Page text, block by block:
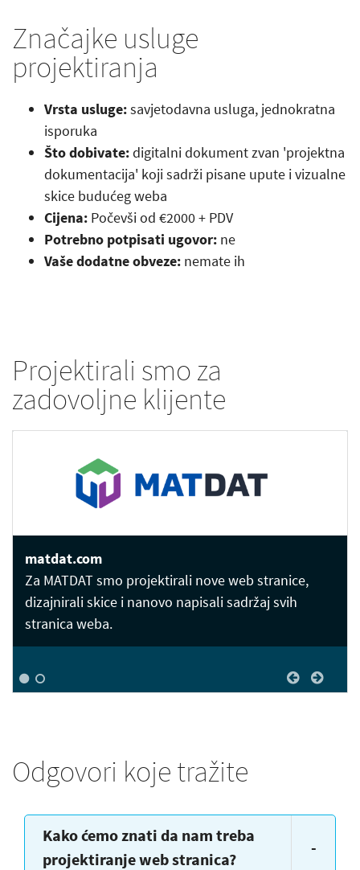
Značajke usluge
projektiranja
Vrsta usluge:savjetodavna usluga, jednokratna
isporuka
Što dobivate:digitalni dokument zvan 'projektna
dokumentacija' koji sadrži pisane upute i vizualne
skice budućeg weba
Cijena: Počevši od €2000 + PDV
Potrebno potpisati ugovor: ne
Vaše dodatne obveze: nemate ih
Projektirali smo za
zadovoljne klijente
matdat.com
Za MATDAT smo projektirali nove web stranice,
dizajnirali skice i nanovo napisali sadržaj svih
stranica weba.
aluk.hr
1
Odgovori koje tražite
Kako ćemo znati da nam treba
projektiranje web stranica?
-